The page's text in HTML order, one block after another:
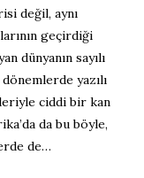
değil, aynı
geçirdiği
dünyanın sayılı
yazılı
ciddi bir kan
da bu böyle,
de…